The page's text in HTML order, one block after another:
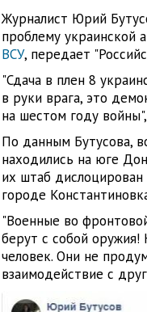
Журналист Юрий
проблему украинской
ВСУ, передает
"Сдача в плен 8
в руки врага, это
на шестом году
По данным Бутусова,
находились на юге
их штаб
городе
"Военные во
берут с собой оружия!
человек. Они не
взаимодействие с